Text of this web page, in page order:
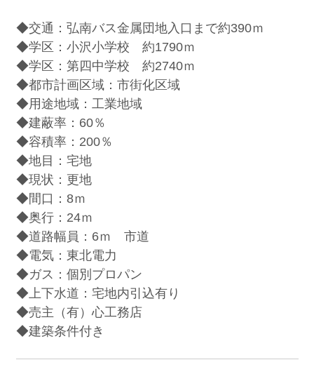
◆交通：弘南バス金属団地入口まで約390ｍ
◆学区：小沢小学校 約1790ｍ
◆学区：第四中学校 約2740ｍ
◆都市計画区域：市街化区域
◆用途地域：工業地域
◆建蔽率：60％
◆容積率：200％
◆地目：宅地
◆現状：更地
◆間口：8ｍ
◆奥行：24ｍ
◆道路幅員：6ｍ 市道
◆電気：東北電力
◆ガス：個別プロパン
◆上下水道：宅地内引込有り
◆売主（有）心工務店
◆建築条件付き